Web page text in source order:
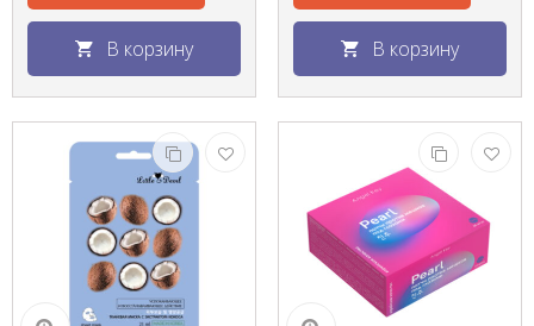
В корзину В корзину